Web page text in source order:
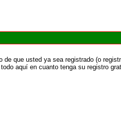
que usted ya sea registrado (o
aquí en cuanto tenga su registro